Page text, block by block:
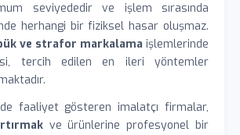
seviyededir ve işlem sırasında
herhangi bir fiziksel hasar oluşmaz.
ve strafor markalama işlemlerinde
tercih edilen en ileri yöntemler
faaliyet gösteren imalatçı firmalar,
ve ürünlerine profesyonel bir